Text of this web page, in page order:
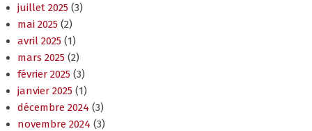
juillet 2025 (3)
mai 2025 (2)
avril 2025 (1)
mars 2025 (2)
février 2025 (3)
janvier 2025 (1)
décembre 2024 (3)
novembre 2024 (3)